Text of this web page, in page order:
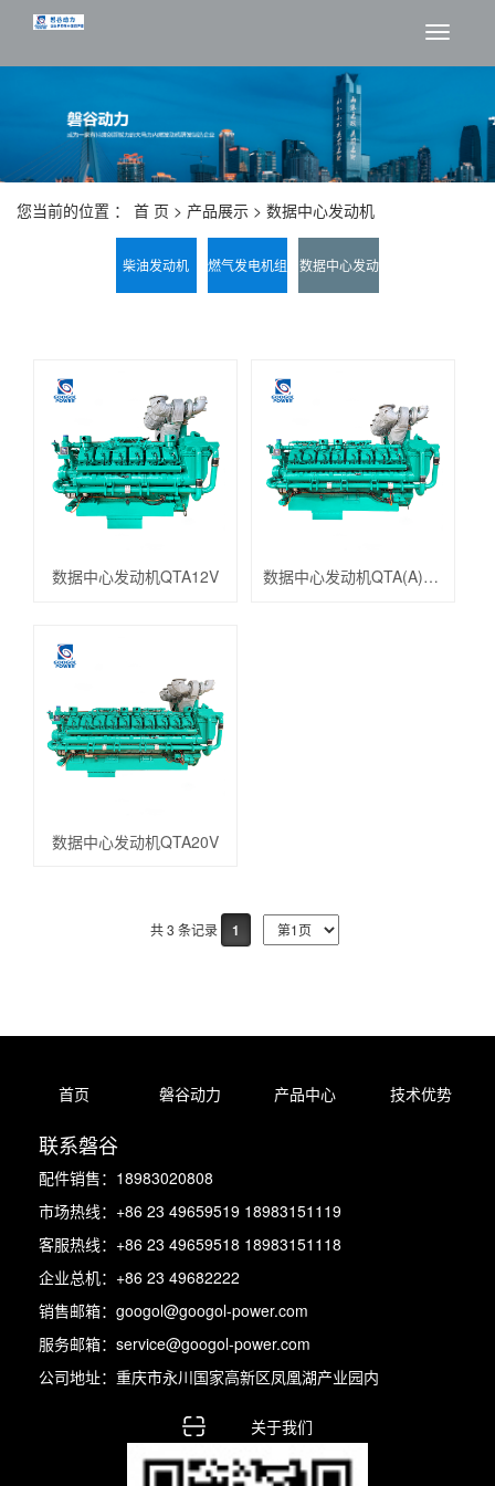
切
您当前的位置 ： 首 页 > 产品展示 > 数据中心发动机
柴油发动机 燃气发电机组 数据中心发动
数据中心发动机QTA12V 数据中心发动机QTA(A)16V
数据中心发动机QTA20V
共 3 条记录 1
首页 磐谷动力 产品中心 技术优势
联系磐谷
配件销售：18983020808
市场热线：+86 23 49659519 18983151119
客服热线：+86 23 49659518 18983151118
企业总机：+86 23 49682222
销售邮箱：googol@googol-power.com
服务邮箱：service@googol-power.com
公司地址：重庆市永川国家高新区凤凰湖产业园内
关于我们